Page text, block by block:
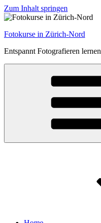
Zum Inhalt springen
Fotokurse in Zürich-Nord
Entspannt Fotografieren lernen